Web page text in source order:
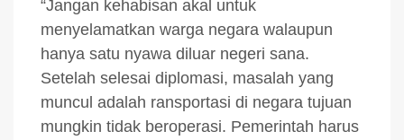
“Jangan kehabisan akal untuk
menyelamatkan warga negara walaupun
hanya satu nyawa diluar negeri sana.
Setelah selesai diplomasi, masalah yang
muncul adalah ransportasi di negara tujuan
mungkin tidak beroperasi. Pemerintah harus